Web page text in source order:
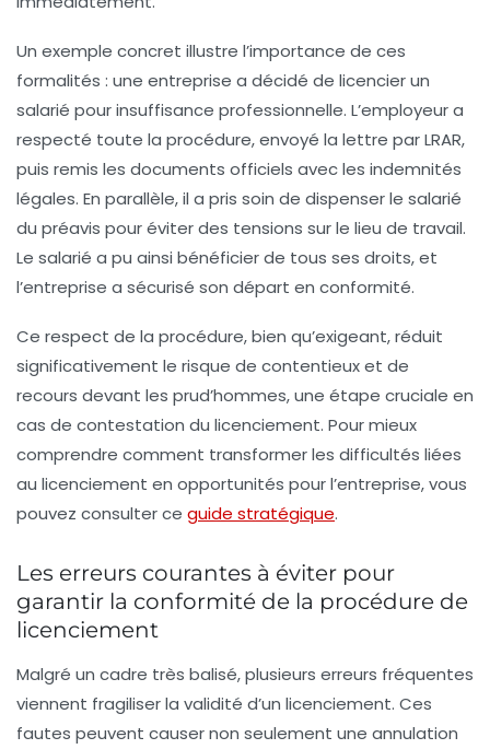
Un exemple concret illustre l’importance de ces
formalités : une entreprise a décidé de licencier un
salarié pour insuffisance professionnelle. L’employeur a
respecté toute la procédure, envoyé la lettre par LRAR,
puis remis les documents officiels avec les indemnités
légales. En parallèle, il a pris soin de dispenser le salarié
du préavis pour éviter des tensions sur le lieu de travail.
Le salarié a pu ainsi bénéficier de tous ses droits, et
l’entreprise a sécurisé son départ en conformité.
Ce respect de la procédure, bien qu’exigeant, réduit
significativement le risque de contentieux et de
recours devant les prud’hommes, une étape cruciale en
cas de contestation du licenciement. Pour mieux
comprendre comment transformer les difficultés liées
au licenciement en opportunités pour l’entreprise, vous
pouvez consulter ce guide stratégique.
Les erreurs courantes à éviter pour
garantir la conformité de la procédure de
licenciement
Malgré un cadre très balisé, plusieurs erreurs fréquentes
viennent fragiliser la validité d’un licenciement. Ces
fautes peuvent causer non seulement une annulation